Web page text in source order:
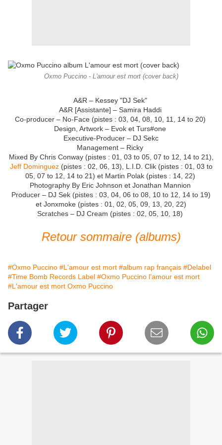
Oxmo Puccino - L'amour est mort (cover back)
A&R – Kessey "DJ Sek"
A&R [Assistante] – Samira Haddi
Co-producer – No-Face (pistes : 03, 04, 08, 10, 11, 14 to 20)
Design, Artwork – Evok et Turs#one
Executive-Producer – DJ Sekc
Management – Ricky
Mixed By Chris Conway (pistes : 01, 03 to 05, 07 to 12, 14 to 21),
Jeff Dominguez(pistes : 02, 06, 13), L.I.D. Clik (pistes : 01, 03 to
05, 07 to 12, 14 to 21) et Martin Polak (pistes : 14, 22)
Photography By Eric Johnson et Jonathan Mannion
Producer – DJ Sek (pistes : 03, 04, 06 to 08, 10 to 12, 14 to 19)
et Jonxmoke (pistes : 01, 02, 05, 09, 13, 20, 22)
Scratches – DJ Cream (pistes : 02, 05, 10, 18)
Retour sommaire (albums)
#Oxmo Puccino #L'amour est mort #album rap français #Delabel
#Time Bomb Records Label #Oxmo Puccino l'amour est mort
#L'amour est mort Oxmo Puccino
Partager